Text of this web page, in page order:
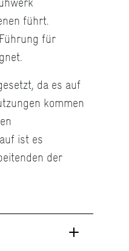
führt.
für
da es auf
kommen
ist es
der